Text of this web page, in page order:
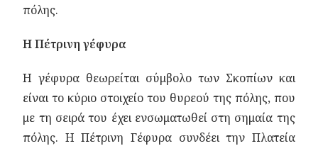
πόλης.
Η Πέτρινη γέφυρα
Η γέφυρα θεωρείται σύμβολο των Σκοπίων και
είναι το κύριο στοιχείο του θυρεού της πόλης, που
με τη σειρά του έχει ενσωματωθεί στη σημαία της
πόλης. Η Πέτρινη Γέφυρα συνδέει την Πλατεία